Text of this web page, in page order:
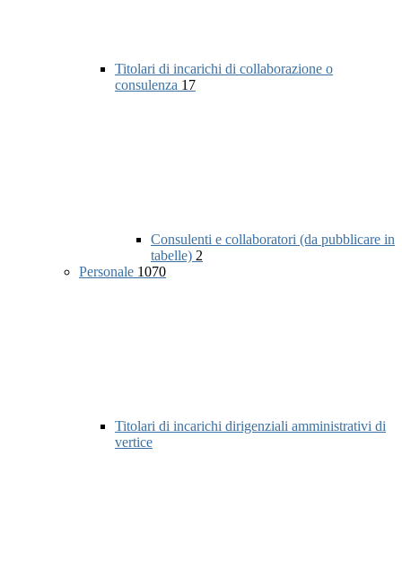
Titolari di incarichi di collaborazione o
consulenza 17
Consulenti e collaboratori (da pubblicare in
tabelle) 2
Personale 1070
Titolari di incarichi dirigenziali amministrativi di
vertice